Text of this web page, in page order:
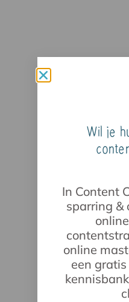
Wil je
In Content
sparring &
online
een